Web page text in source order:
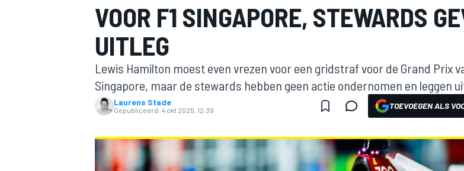
VOOR F1 SINGAPORE, STEWARDS
UITLEG
Lewis Hamilton moest even vrezen voor een gridstraf voor de Grand Prix
Singapore, maar de stewards hebben geen actie ondernomen en leggen
Laurens Stade
Gepubliceerd: 4 okt 2025, 12:39 TOEVOEGEN ALS